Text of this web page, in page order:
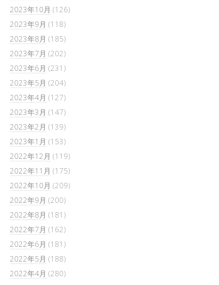
2023年10月 (126)
2023年9月 (118)
2023年8月 (185)
2023年7月 (202)
2023年6月 (231)
2023年5月 (204)
2023年4月 (127)
2023年3月 (147)
2023年2月 (139)
2023年1月 (153)
2022年12月 (119)
2022年11月 (175)
2022年10月 (209)
2022年9月 (200)
2022年8月 (181)
2022年7月 (162)
2022年6月 (181)
2022年5月 (188)
2022年4月 (280)